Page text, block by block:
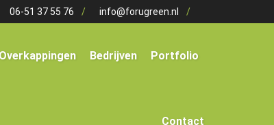
06-51 37 55 76 info@forugreen.nl
Overkappingen Bedrijven Portfolio
Contact